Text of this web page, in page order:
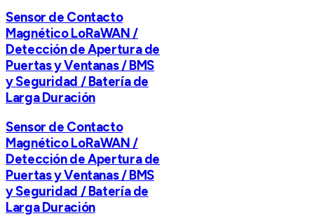
Sensor de Contacto
Magnético LoRaWAN /
Detección de Apertura de
Puertas y Ventanas / BMS
y Seguridad / Batería de
Larga Duración
Sensor de Contacto
Magnético LoRaWAN /
Detección de Apertura de
Puertas y Ventanas / BMS
y Seguridad / Batería de
Larga Duración